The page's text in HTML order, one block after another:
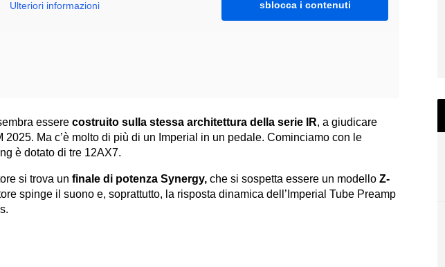
Ulteriori informazioni
sblocca i contenuti
essere costruito sulla stessa architettura della serie IR, a giudicare
Ma c’è molto di più di un Imperial in un pedale. Cominciamo con le
è dotato di tre 12AX7.
si trova un finale di potenza Synergy, che si sospetta essere un modello Z-
spinge il suono e, soprattutto, la risposta dinamica dell’Imperial Tube Preamp